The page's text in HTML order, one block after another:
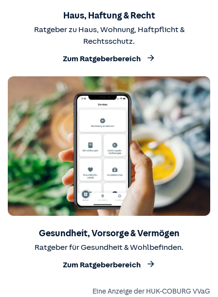
Haus, Haftung & Recht
Ratgeber zu Haus, Wohnung, Haftpflicht &
Rechtsschutz.
Zum Ratgeberbereich
Gesundheit, Vorsorge & Vermögen
Ratgeber für Gesundheit & Wohlbefinden.
Zum Ratgeberbereich
Eine Anzeige der HUK-COBURG VVaG